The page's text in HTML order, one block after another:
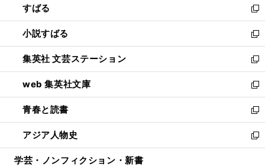
く
で
開
く
ド
ウ
で
開
く
すばる
新
し
い
ウ
ィ
ン
ド
ウ
で
開
く
小説すばる
新
し
い
ウ
ィ
ン
ド
ウ
で
開
集英社 文芸ステーション
新
し
い
ウ
ィ
ン
ド
ウ
web 集英社文庫
新
し
い
ウ
ィ
ン
青春と読書
新
し
い
ウ
アジア人物史
新
し
学芸・ノンフィクション・新書